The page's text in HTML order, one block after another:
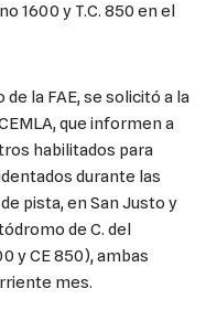
1600 y T.C. 850 en el
la FAE, se solicitó a la
que informen a
habilitados para
durante las
pista, en San Justo y
de C. del
y CE 850), ambas
mes.